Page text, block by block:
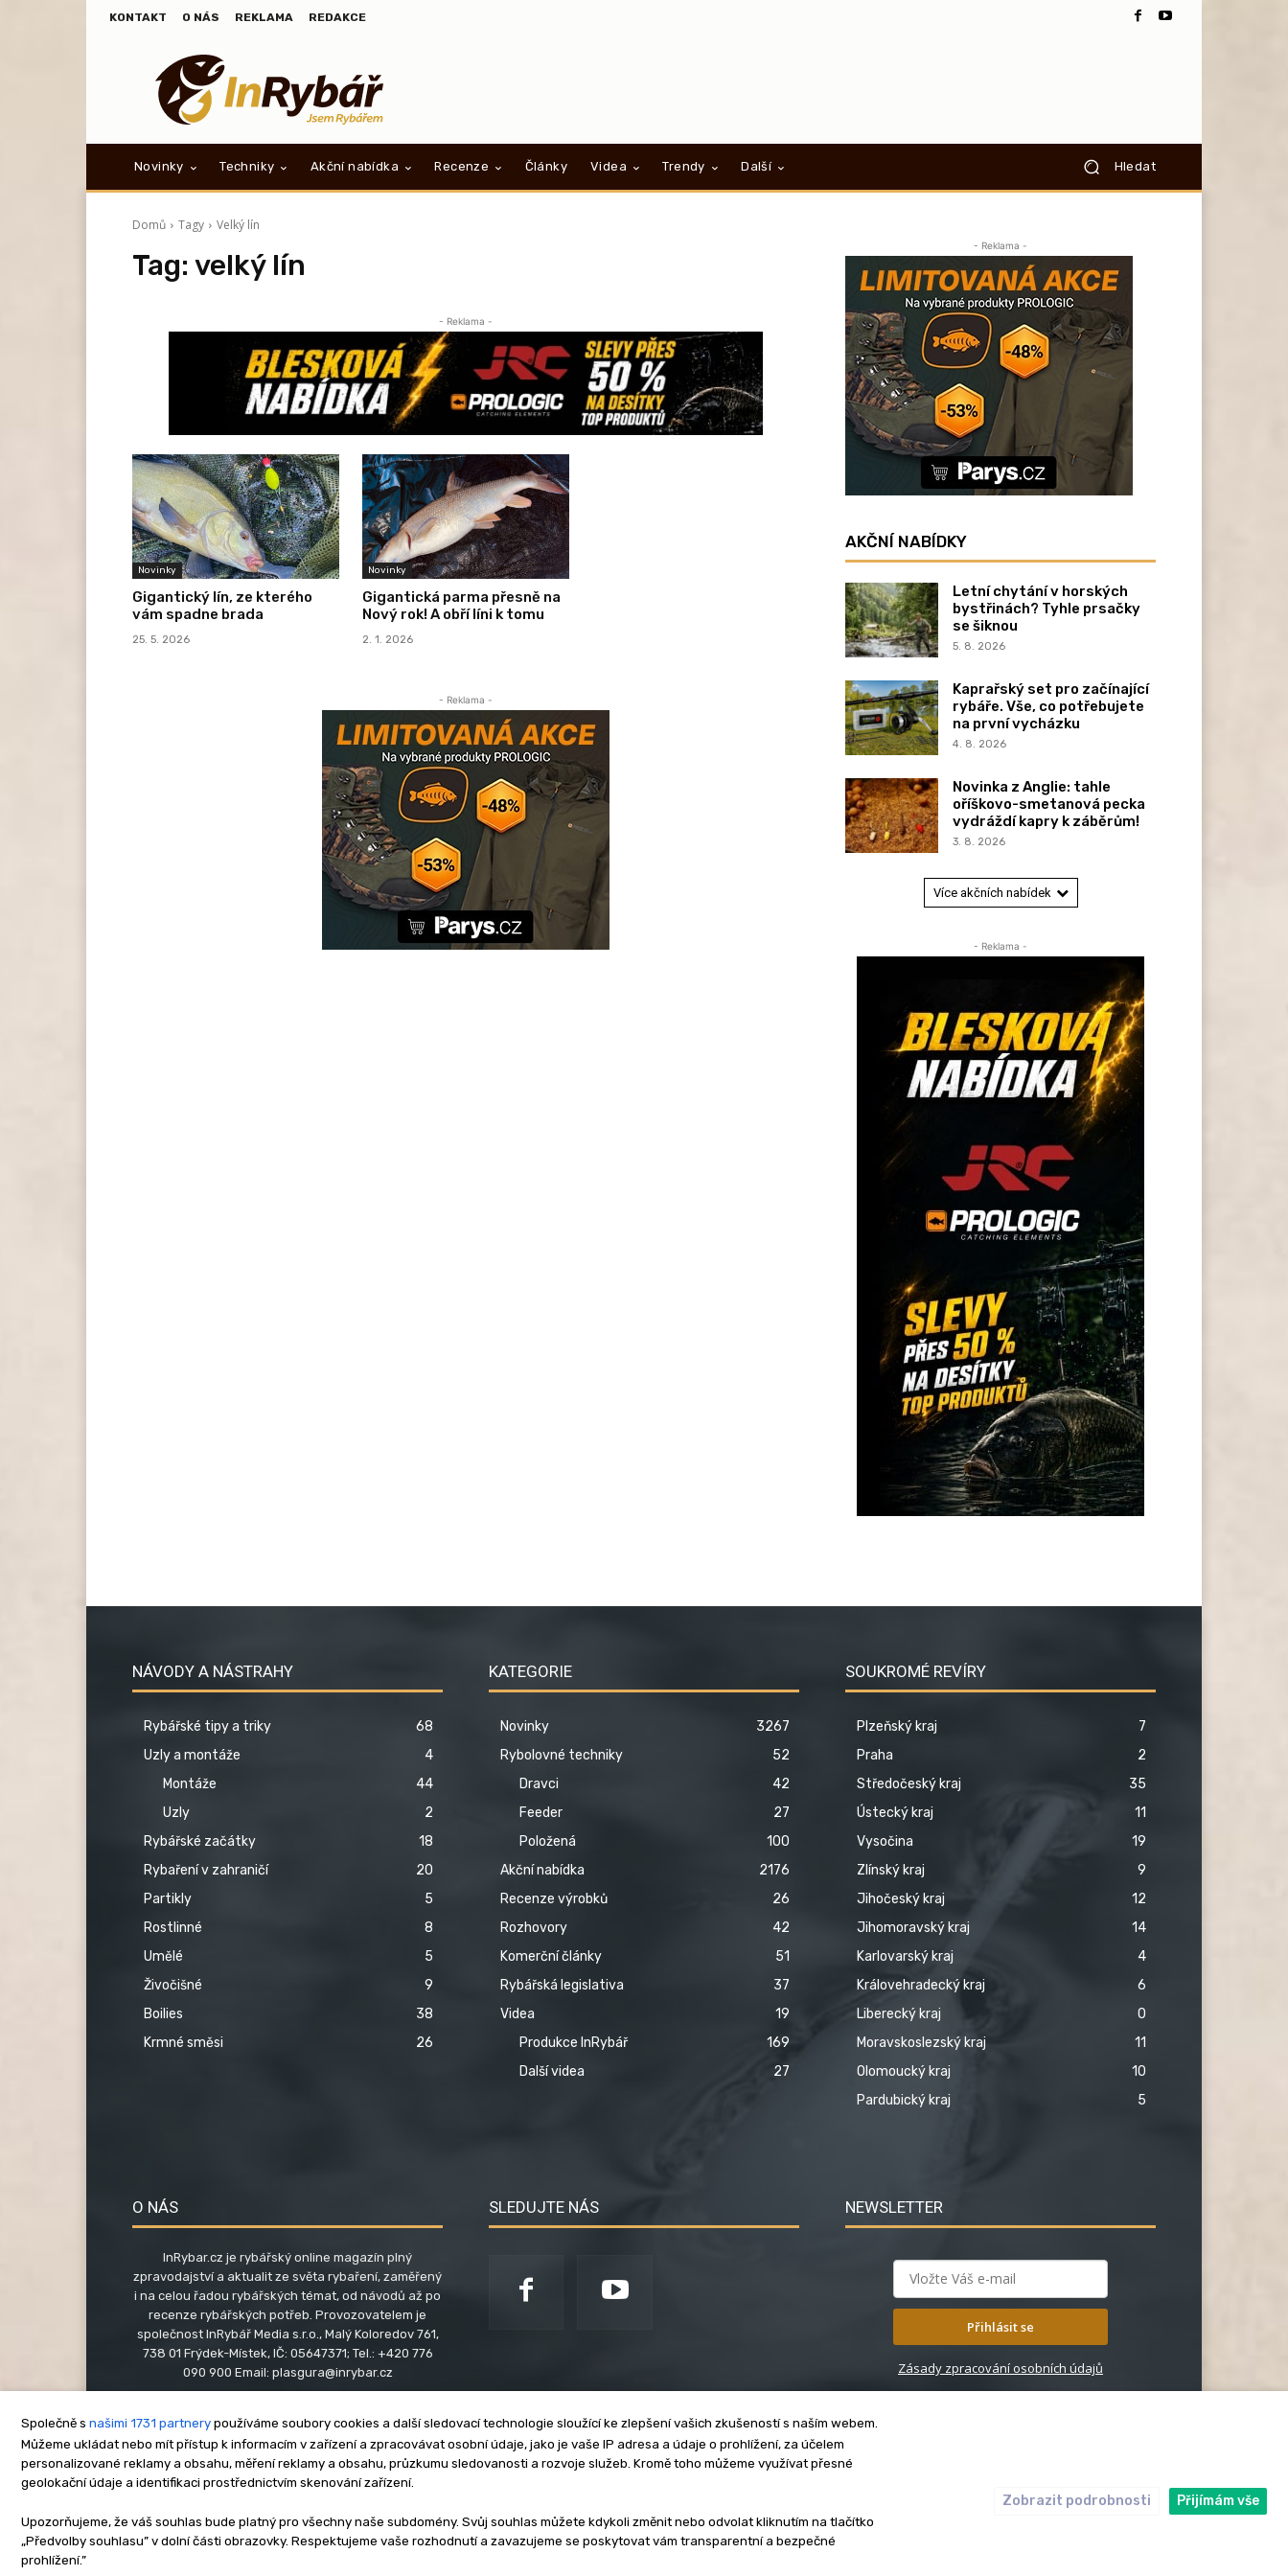
KONTAKT O NÁS REKLAMA REDAKCE
Novinky Techniky Akční nabídka Recenze Články Videa Trendy Další Hledat
Domů Tagy Velký lín
Tag: velký lín
- Reklama -
Novinky
Gigantický lín, ze kterého
vám spadne brada
25. 5. 2026
Novinky
Gigantická parma přesně na
Nový rok! A obří líni k tomu
2. 1. 2026
- Reklama -
- Reklama -
AKČNÍ NABÍDKY
Letní chytání v horských
bystřinách? Tyhle prsačky
se šiknou
5. 8. 2026
Kaprařský set pro začínající
rybáře. Vše, co potřebujete
na první vycházku
4. 8. 2026
Novinka z Anglie: tahle
oříškovo-smetanová pecka
vydráždí kapry k záběrům!
3. 8. 2026
Více akčních nabídek
- Reklama -
NÁVODY A NÁSTRAHY
Rybářské tipy a triky
68
Uzly a montáže
4
Montáže
44
Uzly
2
Rybářské začátky
18
Rybaření v zahraničí
20
Partikly
5
Rostlinné
8
Umělé
5
Živočišné
9
Boilies
38
Krmné směsi
26
KATEGORIE
Novinky
3267
Rybolovné techniky
52
Dravci
42
Feeder
27
Položená
100
Akční nabídka
2176
Recenze výrobků
26
Rozhovory
42
Komerční články
51
Rybářská legislativa
37
Videa
19
Produkce InRybář
169
Další videa
27
SOUKROMÉ REVÍRY
Plzeňský kraj
7
Praha
2
Středočeský kraj
35
Ústecký kraj
11
Vysočina
19
Zlínský kraj
9
Jihočeský kraj
12
Jihomoravský kraj
14
Karlovarský kraj
4
Královehradecký kraj
6
Liberecký kraj
0
Moravskoslezský kraj
11
Olomoucký kraj
10
Pardubický kraj
5
O NÁS
InRybar.cz je rybářský online magazín plný
zpravodajství a aktualit ze světa rybaření, zaměřený
i na celou řadou rybářských témat, od návodů až po
recenze rybářských potřeb. Provozovatelem je
společnost InRybář Media s.r.o., Malý Koloredov 761,
738 01 Frýdek-Místek, IČ: 05647371; Tel.: +420 776
090 900 Email: plasgura@inrybar.cz
SLEDUJTE NÁS NEWSLETTER
Přihlásit se
Zásady zpracování osobních údajů
O nás Kontakt Reklama Zásady soukromí Privacy policy Cookies Etický kodex
Copyright © www.inrybar.cz 2013 - 2026 | Na veškerý materiál, který je zde uveřejněný, se vztahují autorská práva. Redakce InRybar.cz.
Společně s našimi 1731 partnery používáme soubory cookies a další sledovací technologie sloužící ke zlepšení vašich zkušeností s naším webem.
Můžeme ukládat nebo mít přístup k informacím v zařízení a zpracovávat osobní údaje, jako je vaše IP adresa a údaje o prohlížení, za účelem
personalizované reklamy a obsahu, měření reklamy a obsahu, průzkumu sledovanosti a rozvoje služeb. Kromě toho můžeme využívat přesné
geolokační údaje a identifikaci prostřednictvím skenování zařízení.
Upozorňujeme, že váš souhlas bude platný pro všechny naše subdomény. Svůj souhlas můžete kdykoli změnit nebo odvolat kliknutím na tlačítko
„Předvolby souhlasu” v dolní části obrazovky. Respektujeme vaše rozhodnutí a zavazujeme se poskytovat vám transparentní a bezpečné
prohlížení.”
Zobrazit podrobnosti Přijímám vše